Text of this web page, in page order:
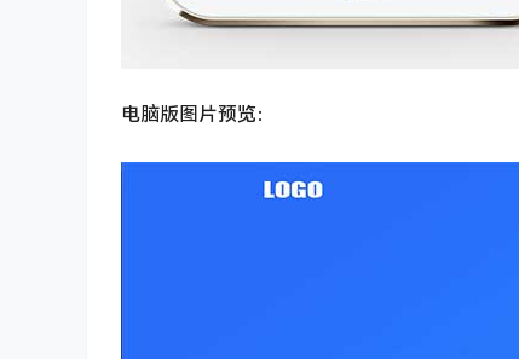
电脑版图片预览：